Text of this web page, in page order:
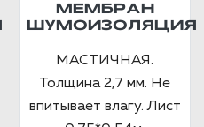
МЕМБРАН
ШУМОИЗОЛЯЦИЯ
МАСТИЧНАЯ.
Толщина 2,7 мм. Не
впитывает влагу. Лист